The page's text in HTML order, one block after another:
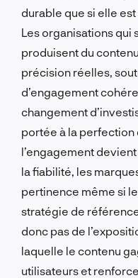
durable que si elle
Les organisations qui
produisent du
précision réelles,
d’engagement
changement
portée à la perfection
l’engagement
la fiabilité, les
pertinence même si
stratégie de
donc pas de
laquelle le contenu
utilisateurs et